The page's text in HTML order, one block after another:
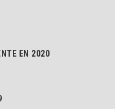
EN 2020